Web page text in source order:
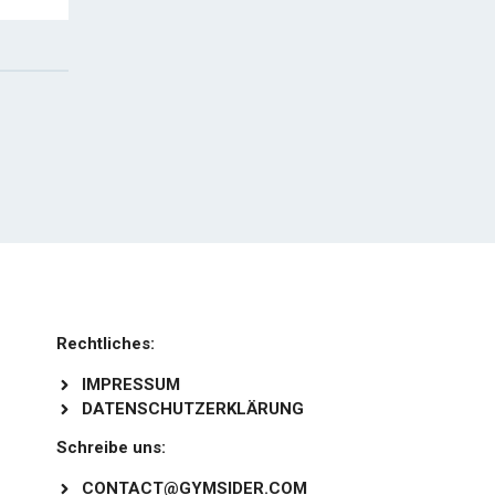
Rechtliches:
IMPRESSUM
DATENSCHUTZERKLÄRUNG
Schreibe uns:
CONTACT@GYMSIDER.COM